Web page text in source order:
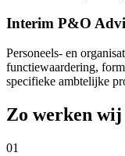
Interim P&O
Personeels- en
functiewaardering,
specifieke ambtelijke
Zo werken wij
01